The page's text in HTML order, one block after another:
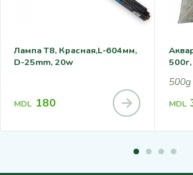
Лампа T8, Красная,L-604мм,
D-25mm, 20w
MDL 180
500g
MDL